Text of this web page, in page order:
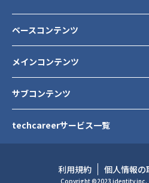
メインコンテンツ
サブコンテンツ
ベースコンテンツ
techcareerサービス一覧
利用規約 個人情報の
Copyright ©2023 identity inc.